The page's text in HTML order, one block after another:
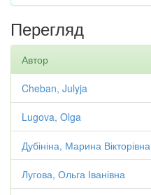
Перегляд
Автор
Cheban, Julyja
Lugova, Olga
Дубініна, Марина Вікторівна
Лугова, Ольга Іванівна